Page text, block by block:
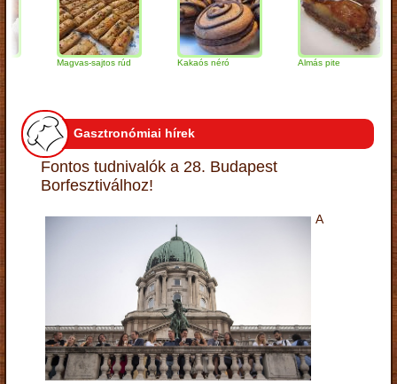
Magvas-sajtos rúd Kakaós néró Almás pite
Gasztronómiai hírek
Fontos tudnivalók a 28. Budapest
Borfesztiválhoz!
A